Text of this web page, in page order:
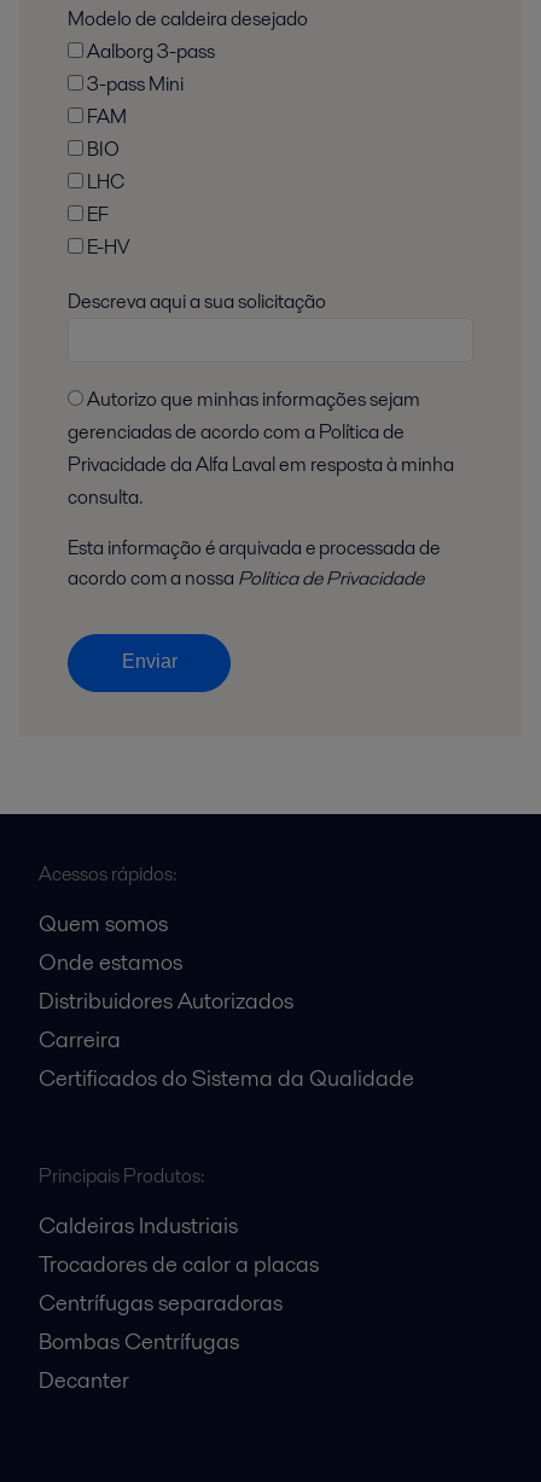
Modelo de caldeira desejado
Aalborg 3-pass
3-pass Mini
FAM
BIO
LHC
EF
E-HV
Descreva aqui a sua solicitação
gerenciadas de acordo com a Política de
Privacidade da Alfa Laval em resposta à minha
consulta.
Esta informação é arquivada e processada de
acordo com a nossa Política de Privacidade
Enviar
Acessos rápidos:
Quem somos
Onde estamos
Distribuidores Autorizados
Carreira
Certificados do Sistema da Qualidade
Principais Produtos:
Caldeiras Industriais
Trocadores de calor a placas
Centrífugas separadoras
Bombas Centrífugas
Decanter